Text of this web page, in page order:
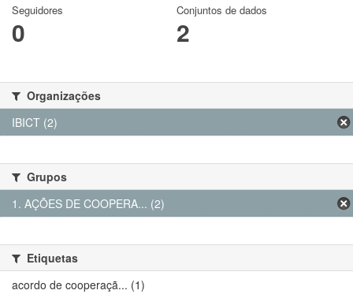
Seguidores
0
Conjuntos de dados
2
Organizações
IBICT (2)
Grupos
1. AÇÕES DE COOPERA... (2)
Etiquetas
acordo de cooperaçã... (1)